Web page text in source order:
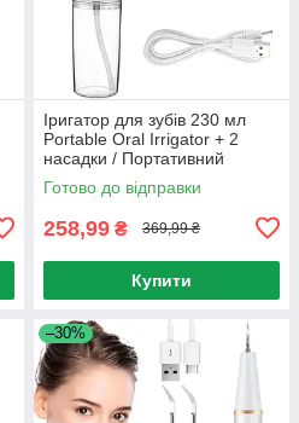
Іригатор для зубів 230 мл
Portable Oral Irrigator + 2
насадки / Портативний
іригатор для порожнини рота
Готово до відправки
258,99 ₴ 369,99 ₴
Купити
–30%